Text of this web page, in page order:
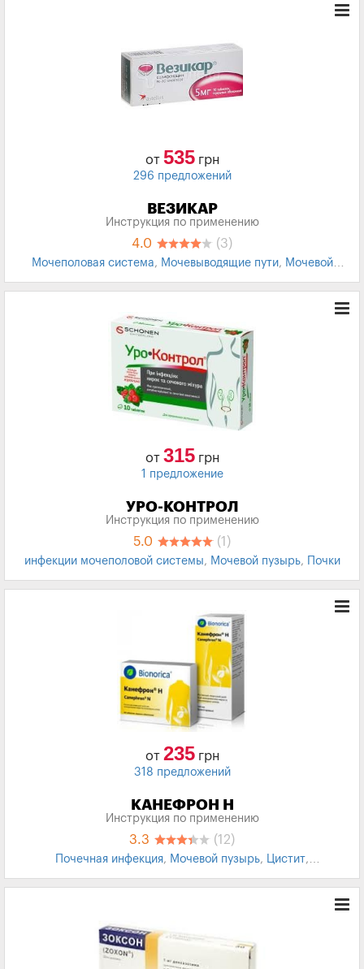
от 535грн
296 предложений
ВЕЗИКАР
Инструкция по применению
4.0 (3)
Мочеполовая система, Мочевыводящие пути, Мочевой
от 315грн
1 предложение
УРО-КОНТРОЛ
Инструкция по применению
5.0 (1)
инфекции мочеполовой системы, Мочевой пузырь, Почки
от 235грн
318 предложений
КАНЕФРОН Н
Инструкция по применению
3.3 (12)
Почечная инфекция, Мочевой пузырь, Цистит,